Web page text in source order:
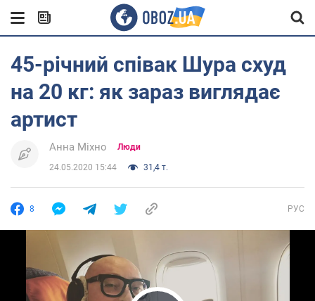
45-річний співак Шура схуд
на 20 кг: як зараз виглядає
артист
Анна Міхно Люди
24.05.2020 15:44 31,4 т.
8 РУС